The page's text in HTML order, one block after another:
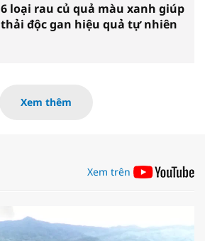
6 loại rau củ quả màu xanh giúp
thải độc gan hiệu quả tự nhiên
Xem thêm
Xem trên